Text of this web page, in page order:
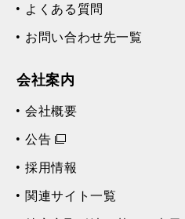
よくある質問
お問い合わせ先一覧
会社案内
会社概要
公告
採用情報
関連サイト一覧